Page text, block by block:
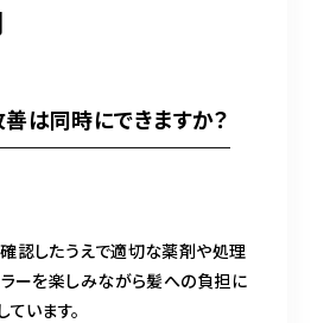
は同時にできますか？
認したうえで適切な薬剤や処理
ーを楽しみながら髪への負担に
います。